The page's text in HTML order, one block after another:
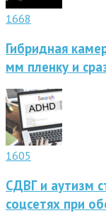
1668
Гибридная
мм пленку и
1605
СДВГ и аутизм
соцсетях при